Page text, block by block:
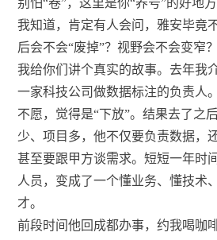
别怕“卷”，这里是你“养号”的好地方
我知道，肯定有人会问，雅安毕竟
后会不会“废掉”？视野会不会变窄？
我给你们讲个真实的故事。去年我
一家科技公司做数据标注的负责人
不愿，觉得是“下放”。结果去了之
少、项目多，他不仅要负责数据，
甚至要跟甲方谈需求。短短一年时
人员，变成了一个懂业务、懂技术
才。
前段时间他回成都办事，约我喝咖